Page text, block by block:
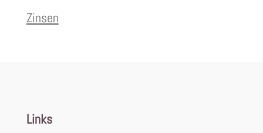
Zinsen
Links